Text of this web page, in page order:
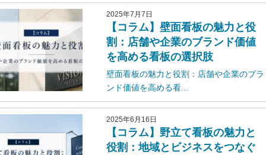
2025年7月7日
【コラム】壁面看板の魅力と役
割：店舗や企業のブランド価値
を高める看板の選択肢
壁面看板の魅力と役割：店舗や企業のブラ
ンド価値を高める看...
2025年6月16日
【コラム】野立て看板の魅力と
役割：地域とビジネスをつなぐ